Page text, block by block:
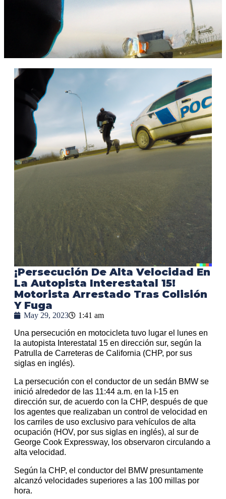
¡Persecución De Alta Velocidad En
La Autopista Interestatal 15!
Motorista Arrestado Tras Colisión
Y Fuga
May 29, 2023 1:41 am
Una persecución en motocicleta tuvo lugar el lunes en
la autopista Interestatal 15 en dirección sur, según la
Patrulla de Carreteras de California (CHP, por sus
siglas en inglés).
La persecución con el conductor de un sedán BMW se
inició alrededor de las 11:44 a.m. en la I-15 en
dirección sur, de acuerdo con la CHP, después de que
los agentes que realizaban un control de velocidad en
los carriles de uso exclusivo para vehículos de alta
ocupación (HOV, por sus siglas en inglés), al sur de
George Cook Expressway, los observaron circulando a
alta velocidad.
Según la CHP, el conductor del BMW presuntamente
alcanzó velocidades superiores a las 100 millas por
hora.